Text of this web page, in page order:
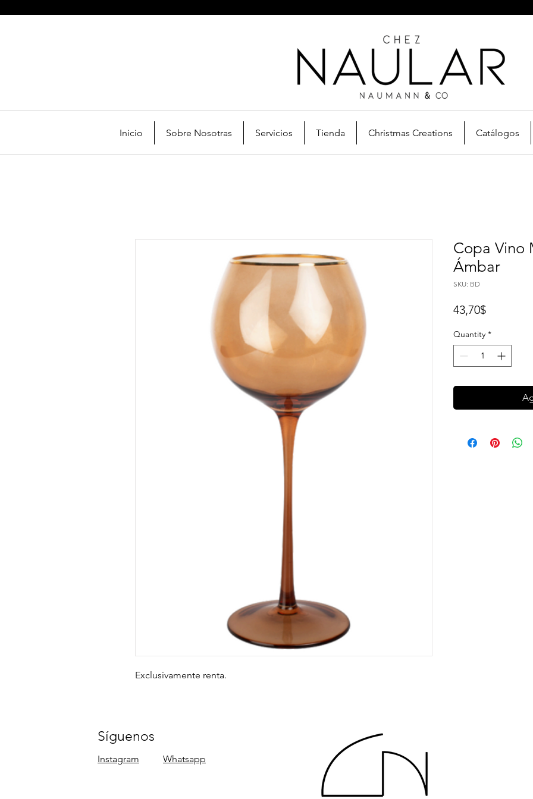
Inicio Sobre Nosotras Servicios Tienda Christmas Creations Catálogos
Exclusivamente renta.
Copa Vino
Ámbar
SKU: BD
43,70$Price
Quantity *
Síguenos
Instagram Whatsapp